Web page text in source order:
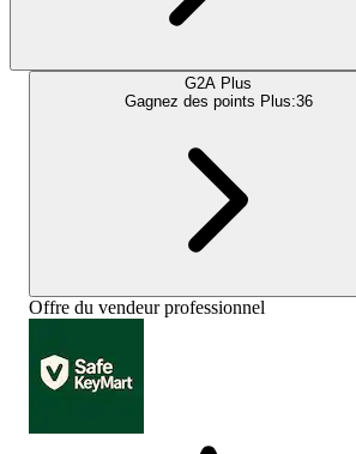
G2A Plus
Gagnez des points Plus:36
Offre du vendeur professionnel